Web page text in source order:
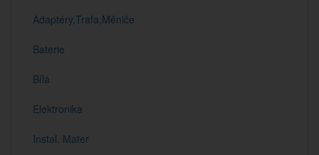
Adaptéry,Trafa,Měniče
Baterie
Bílá
Elektronika
Instal. Mater